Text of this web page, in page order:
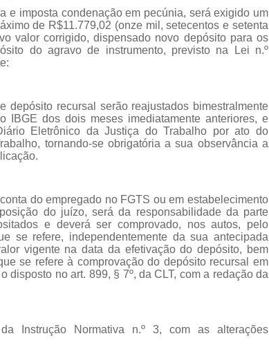
e imposta condenação em pecúnia, será exigido um
de R$11.779,02 (onze mil, setecentos e setenta
valor corrigido, dispensado novo depósito para os
do agravo de instrumento, previsto na Lei n.º
depósito recursal serão reajustados bimestralmente
IBGE dos dois meses imediatamente anteriores, e
Eletrônico da Justiça do Trabalho por ato do
tornando-se obrigatória a sua observância a
do empregado no FGTS ou em estabelecimento
do juízo, será da responsabilidade da parte
e deverá ser comprovado, nos autos, pelo
se refere, independentemente da sua antecipada
vigente na data da efetivação do depósito, bem
se refere à comprovação do depósito recursal em
disposto no art. 899, § 7º, da CLT, com a redação da
Instrução Normativa n.º 3, com as alterações